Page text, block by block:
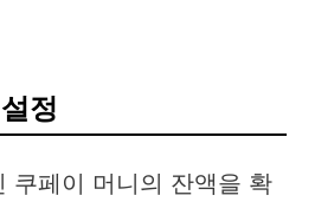
정
쿠페이 머니의 잔액을 확